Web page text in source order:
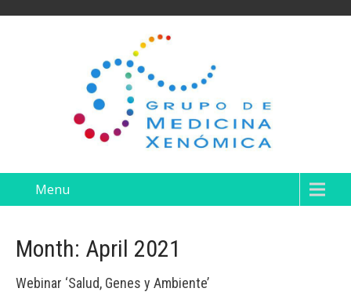
Menu
Month: April 2021
Webinar ‘Salud, Genes y Ambiente’